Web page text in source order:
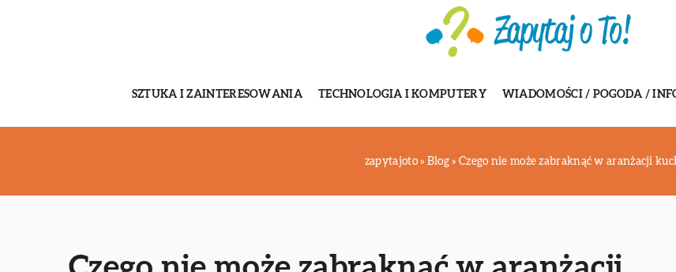
SZTUKA I ZAINTERESOWANIA TECHNOLOGIA I KOMPUTERY WIADOMOŚCI / POGODA /
zapytajoto» Blog » Czego nie może zabraknąć w aranżacji